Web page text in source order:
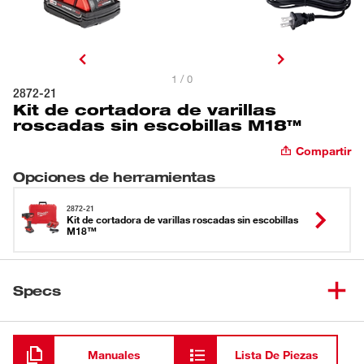
1 / 0
2872-21
Kit de cortadora de varillas
roscadas sin escobillas M18™
Compartir
Opciones de herramientas
2872-21
Kit de cortadora de varillas roscadas sin escobillas
M18™
Specs
Cargando
Manuales Lista De Piezas